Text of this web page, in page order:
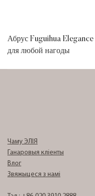
Абрус Fuguihua Elegance
для любой нагоды
Чаму ЭЛІЯ
Ганаровыя кліенты
Влог
Звяжыцеся з намі